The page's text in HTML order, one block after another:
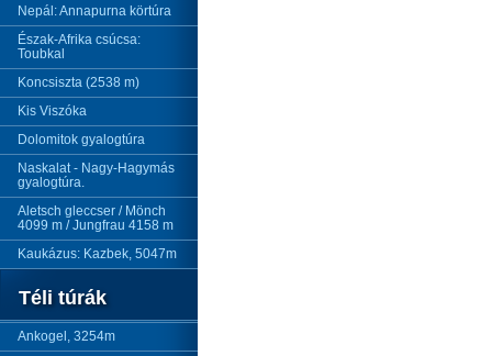
Nepál: Annapurna körtúra
Észak-Afrika csúcsa:
Toubkal
Koncsiszta (2538 m)
Kis Viszóka
Dolomitok gyalogtúra
Naskalat - Nagy-Hagymás
gyalogtúra.
Aletsch gleccser / Mönch
4099 m / Jungfrau 4158 m
Kaukázus: Kazbek, 5047m
Téli túrák
Ankogel, 3254m